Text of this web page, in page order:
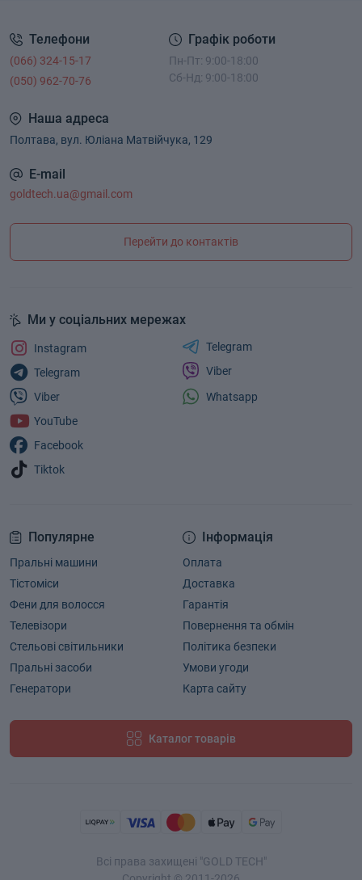
Телефони
(066) 324-15-17
(050) 962-70-76
Графік роботи
Пн-Пт: 9:00-18:00
Сб-Нд: 9:00-18:00
Наша адреса
Полтава, вул. Юліана Матвійчука, 129
E-mail
goldtech.ua@gmail.com
Перейти до контактів
Популярне
Пральні машини
Тістоміси
Фени для волосся
Телевізори
Стельові світильники
Пральні засоби
Генератори
Інформація
Оплата
Доставка
Гарантія
Повернення та обмін
Політика безпеки
Умови угоди
Карта сайту
Каталог товарів
Ми у соціальних мережах
Instagram
Telegram
Viber
YouTube
Facebook
Tiktok
Telegram
Viber
Whatsapp
Всі права захищені "GOLD TECH"